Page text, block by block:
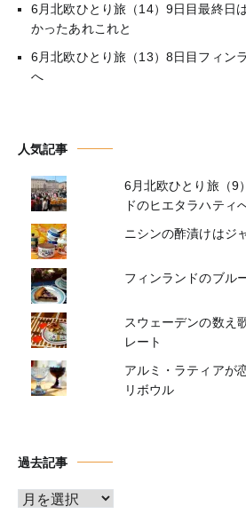
6月北欧ひとり旅（14）9日目最終日
かったあれこれと
6月北欧ひとり旅（13）8日目フィン
へ
人気記事
6月北欧ひとり旅（9
ドのヒエタラハティ
ニシンの酢漬けはジ
フィンランドのブル
スウェーデンの数え
レート
アルミ・ラティアが
リボウル
過去記事
ア